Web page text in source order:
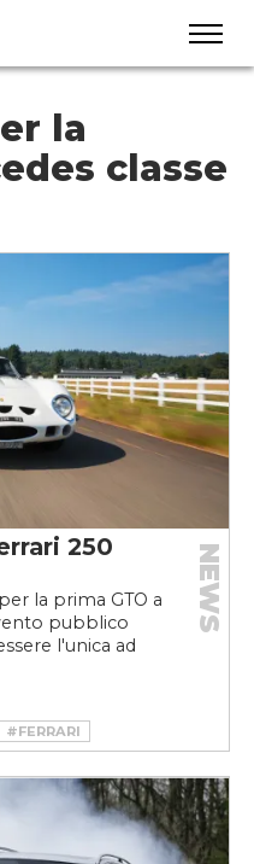
la
classe
250
la prima GTO a
pubblico
l'unica ad
NEWS
#FERRARI